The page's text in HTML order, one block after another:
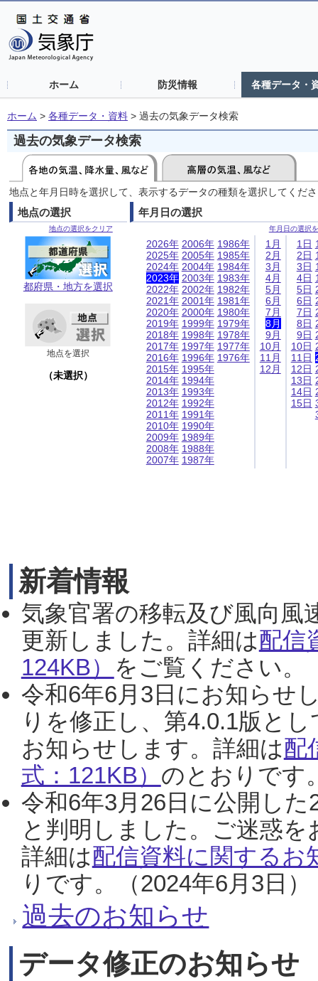
ホーム 防災情報 各種データ・
ホーム > 各種データ・資料 > 過去の気象データ検索
過去の気象データ検索
地点と年月日時を選択して、表示するデータの種類を選択してくだ
地点の選択
地点の選択をクリア
都府県・地方を選択
地点を選択
（未選択）
年月日の選択
年月日の選択
2026年
2025年
2024年
2023年
2022年
2021年
2020年
2019年
2018年
2017年
2016年
2015年
2014年
2013年
2012年
2011年
2010年
2009年
2008年
2007年
2006年
2005年
2004年
2003年
2002年
2001年
2000年
1999年
1998年
1997年
1996年
1995年
1994年
1993年
1992年
1991年
1990年
1989年
1988年
1987年
1986年
1985年
1984年
1983年
1982年
1981年
1980年
1979年
1978年
1977年
1976年
1月
2月
3月
4月
5月
6月
7月
8月
9月
10月
11月
12月
1日
2日
3日
4日
5日
6日
7日
8日
9日
10日
11日
12日
13日
14日
15日
新着情報
気象官署の移転及び風向風
更新しました。詳細は配信
124KB） をご覧ください。
令和6年6月3日にお知らせ
りを修正し、第4.0.1版と
お知らせします。詳細は配
式：121KB） のとおりです
令和6年3月26日に公開し
と判明しました。ご迷惑
詳細は配信資料に関するお
りです。（2024年6月3日）
過去のお知らせ
データ修正のお知らせ